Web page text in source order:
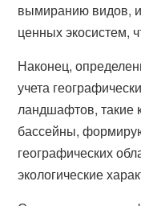
вымиранию видов,
ценных экосистем,
Наконец,
учета
ландшафтов, такие
бассейны,
географических
экологические